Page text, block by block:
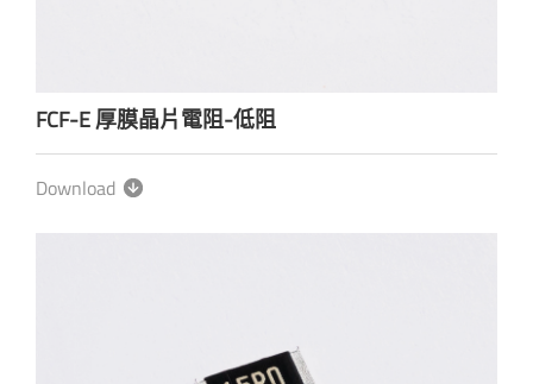
FCF-E 厚膜晶片電阻-低阻
Download